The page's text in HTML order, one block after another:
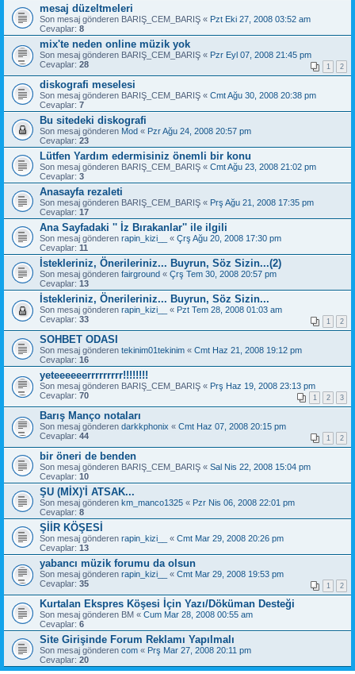
mesaj düzeltmeleri
Son mesaj gönderen BARIŞ_CEM_BARIŞ « Pzt Eki 27, 2008 03:52 am
Cevaplar: 8
mix'te neden online müzik yok
Son mesaj gönderen BARIŞ_CEM_BARIŞ « Pzr Eyl 07, 2008 21:45 pm
Cevaplar: 28 1 2
diskografi meselesi
Son mesaj gönderen BARIŞ_CEM_BARIŞ « Cmt Ağu 30, 2008 20:38 pm
Cevaplar: 7
Bu sitedeki diskografi
Son mesaj gönderen Mod « Pzr Ağu 24, 2008 20:57 pm
Cevaplar: 23
Lütfen Yardım edermisiniz önemli bir konu
Son mesaj gönderen BARIŞ_CEM_BARIŞ « Cmt Ağu 23, 2008 21:02 pm
Cevaplar: 3
Anasayfa rezaleti
Son mesaj gönderen BARIŞ_CEM_BARIŞ « Prş Ağu 21, 2008 17:35 pm
Cevaplar: 17
Ana Sayfadaki '' İz Bırakanlar'' ile ilgili
Son mesaj gönderen rapin_kizi__ « Çrş Ağu 20, 2008 17:30 pm
Cevaplar: 11
İstekleriniz, Önerileriniz... Buyrun, Söz Sizin...(2)
Son mesaj gönderen fairground « Çrş Tem 30, 2008 20:57 pm
Cevaplar: 13
İstekleriniz, Önerileriniz... Buyrun, Söz Sizin...
Son mesaj gönderen rapin_kizi__ « Pzt Tem 28, 2008 01:03 am
Cevaplar: 33 1 2
SOHBET ODASI
Son mesaj gönderen tekinim01tekinim « Cmt Haz 21, 2008 19:12 pm
Cevaplar: 16
yeteeeeeerrrrrrrrr!!!!!!!!
Son mesaj gönderen BARIŞ_CEM_BARIŞ « Prş Haz 19, 2008 23:13 pm
Cevaplar: 70 1 2 3
Barış Manço notaları
Son mesaj gönderen darkkphonix « Cmt Haz 07, 2008 20:15 pm
Cevaplar: 44 1 2
bir öneri de benden
Son mesaj gönderen BARIŞ_CEM_BARIŞ « Sal Nis 22, 2008 15:04 pm
Cevaplar: 10
ŞU (MİX)'İ ATSAK...
Son mesaj gönderen km_manco1325 « Pzr Nis 06, 2008 22:01 pm
Cevaplar: 8
ŞİİR KÖŞESİ
Son mesaj gönderen rapin_kizi__ « Cmt Mar 29, 2008 20:26 pm
Cevaplar: 13
yabancı müzik forumu da olsun
Son mesaj gönderen rapin_kizi__ « Cmt Mar 29, 2008 19:53 pm
Cevaplar: 35 1 2
Kurtalan Ekspres Köşesi İçin Yazı/Döküman Desteği
Son mesaj gönderen BM « Cum Mar 28, 2008 00:55 am
Cevaplar: 6
Site Girişinde Forum Reklamı Yapılmalı
Son mesaj gönderen com « Prş Mar 27, 2008 20:11 pm
Cevaplar: 20